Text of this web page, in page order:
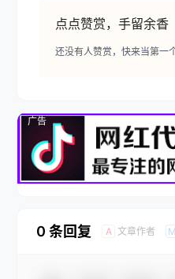
点点赞赏，手留余香
还没有人赞赏，快来当第一
广告
0 条回复 A 文章作者 M